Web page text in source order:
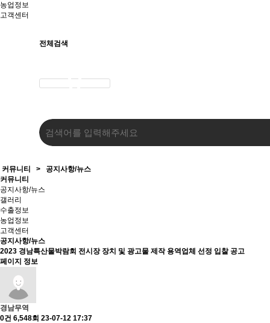
농업정보
고객센터
전체검색
커뮤니티 > 공지사항/뉴스
커뮤니티
공지사항/뉴스
갤러리
수출정보
농업정보
고객센터
공지사항/뉴스
2023 경남특산물박람회 전시장 장치 및 광고물 제작 용역업체 선정 입찰 공고
페이지 정보
경남무역
0건 6,548회 23-07-12 17:37